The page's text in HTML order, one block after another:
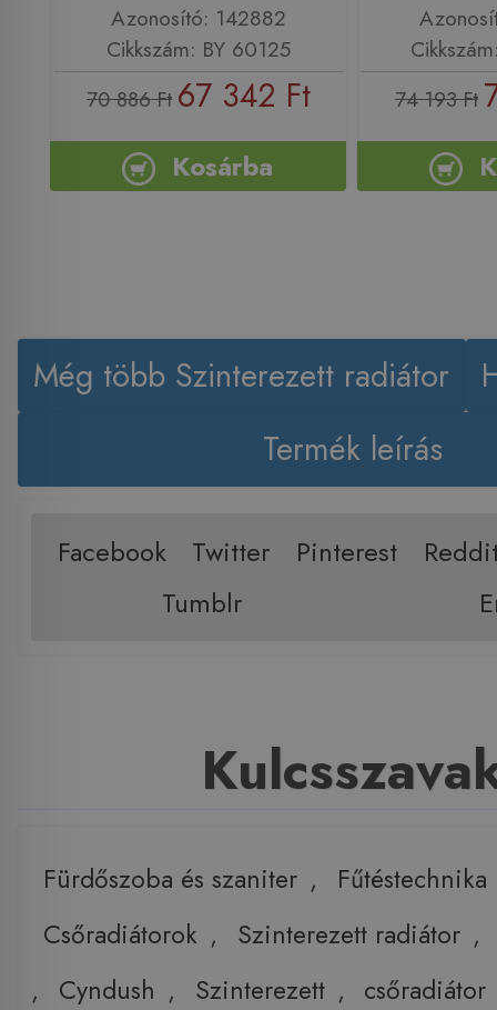
Azonosító: 142882
Cikkszám: BY 60125
70 886 Ft 67 342 Ft
Kosárba
74 193 Ft
Még több Szinterezett radiátor
Termék leírás
Facebook Twitter Pinterest
Tumblr
Fürdőszoba és szaniter ,
Fűtéstechnika
Csőradiátorok , Szinterezett radiátor ,
,
Cyndush , Szinterezett , csőradiátor